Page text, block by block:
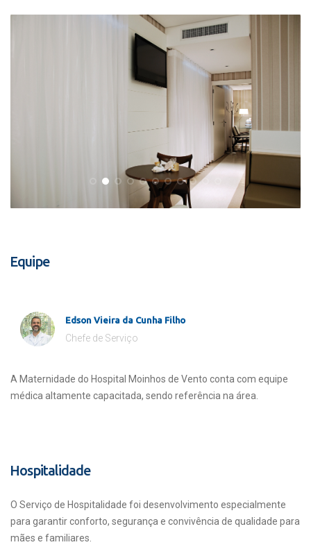
Equipe
Edson Vieira da Cunha Filho
Chefe de Serviço
A Maternidade do Hospital Moinhos de Vento conta com equipe
médica altamente capacitada, sendo referência na área.
Hospitalidade
O Serviço de Hospitalidade foi desenvolvimento especialmente
para garantir conforto, segurança e convivência de qualidade para
mães e familiares.